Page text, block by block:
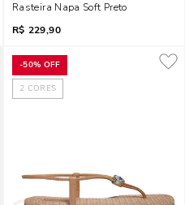
Rasteira Napa Soft Preto
R$ 229,90
-50% OFF
2 CORES